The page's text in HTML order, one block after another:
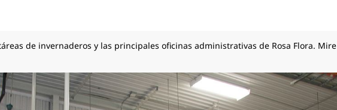
de invernaderos y las principales oficinas administrativas de Rosa Flora. Mire